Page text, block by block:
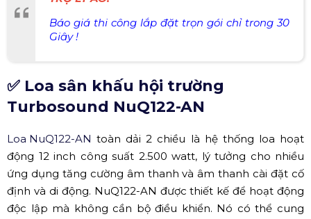
Báo giá thi công lắp đặt trọn gói chỉ trong 30
Giây !
✅ Loa sân khấu hội trường
Turbosound NuQ122-AN
Loa NuQ122-AN toàn dải 2 chiều là hệ thống loa hoạt
động 12 inch công suất 2.500 watt, lý tưởng cho nhiều
ứng dụng tăng cường âm thanh và âm thanh cài đặt cố
định và di động. NuQ122-AN được thiết kế để hoạt động
độc lập mà không cần bộ điều khiển. Nó có thể cung